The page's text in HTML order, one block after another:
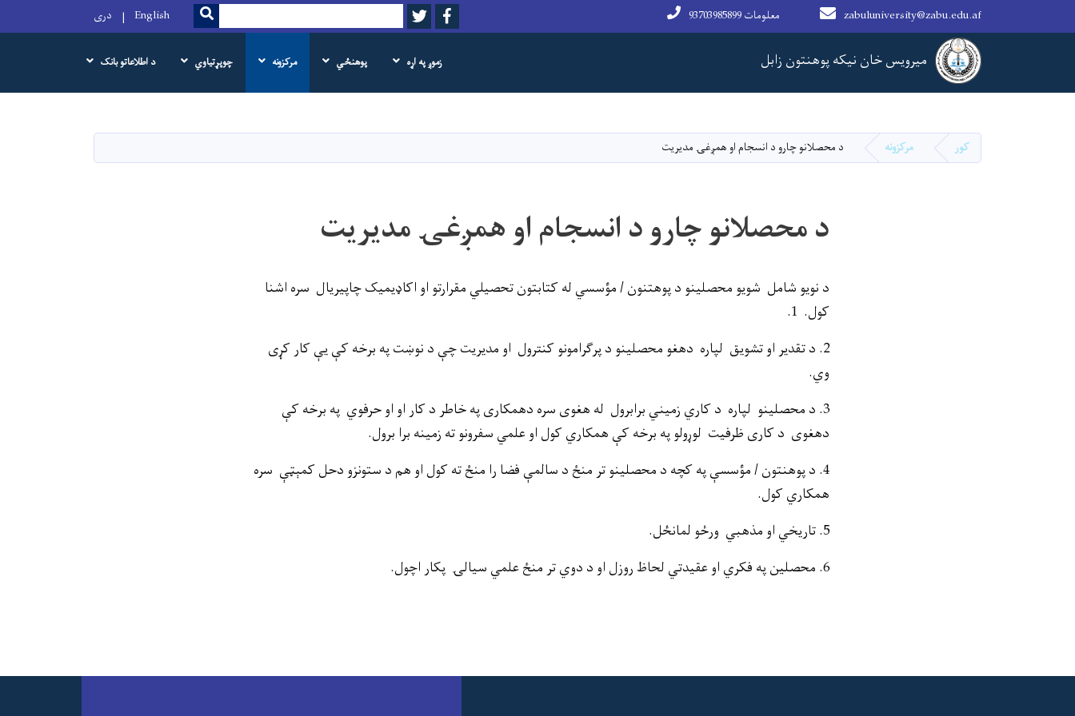
میرویس خان نیکه پوهنتون زابل
zabuluniversity@zabu.edu.af 93703985899 معلومات Facebook
Twitter
لټون SEARCH
English دری
Main navigation
زموږ په اړه پوهنځي مرکزونه چوپړتیاوي د اطلاعاتو بانک
کور مرکزونه د محصلانو چارو د انسجام او همږغۍ مدیریت
د محصلانو چارو د انسجام او همږغۍ مدیریت
د نویو شامل شویو محصلینو د پوهتنون / مؤسسي له کتابتون تحصیلي مقرارتو او اکاډیمیک چاپیریال سره اشنا
کول. 1.
2. د تقدیر او تشویق لپاره دهغو محصلینو د پرګرامونو کنترول او مدیریت چې د نوښت په برخه کې یې کار کړی
وي.
3. د محصلینو لپاره د کاري زمیني برابرول له هغوی سره دهمکاری په خاطر د کار او او حرفوي په برخه کې
دهغوی د کاری ظرفیت لوړولو په برخه کې همکاري کول او علمي سفرونو ته زمینه برا برول.
4. د پوهنتون / مؤسسې په کچه د محصلینو تر منځ د سالمې فضا را منځ ته کول او هم د ستونزو دحل کمېټې سره
همکاري کول.
5. تاریخي او مذهبي ورځو لمانځل.
6. محصلین په فکري او عقیدتي لحاظ روزل او د دوي تر منځ علمي سیالۍ پکار اچول.